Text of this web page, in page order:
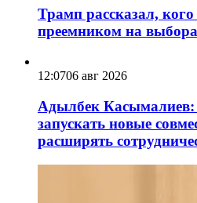
Трамп рассказал,
преемником на
12:0706 авг 2026
Адылбек Касымалиев:
запускать новые
расширять